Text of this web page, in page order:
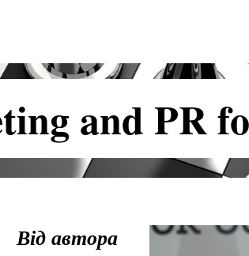
and PR
Від автора